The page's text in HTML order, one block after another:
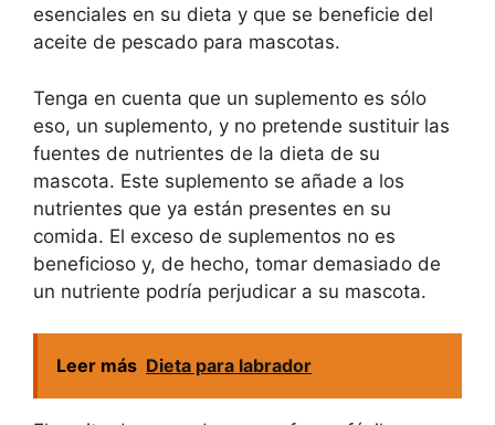
esenciales en su dieta y que se beneficie del
aceite de pescado para mascotas.
Tenga en cuenta que un suplemento es sólo
eso, un suplemento, y no pretende sustituir las
fuentes de nutrientes de la dieta de su
mascota. Este suplemento se añade a los
nutrientes que ya están presentes en su
comida. El exceso de suplementos no es
beneficioso y, de hecho, tomar demasiado de
un nutriente podría perjudicar a su mascota.
Leer más Dieta para labrador